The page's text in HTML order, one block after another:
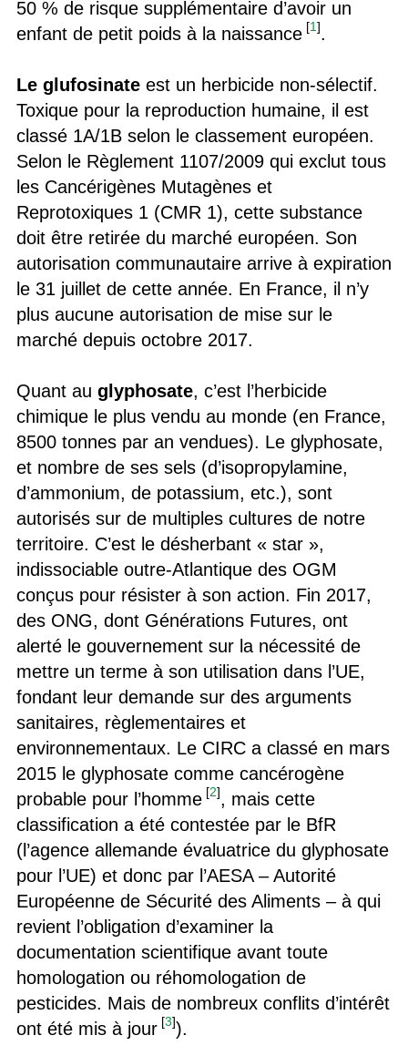
50 % de risque supplémentaire d’avoir un
enfant de petit poids à la naissance [1].
Le glufosinateest un herbicide non-sélectif.
Toxique pour la reproduction humaine, il est
classé 1A/1B selon le classement européen.
Selon le Règlement 1107/2009 qui exclut tous
les Cancérigènes Mutagènes et
Reprotoxiques 1 (CMR 1), cette substance
doit être retirée du marché européen. Son
autorisation communautaire arrive à expiration
le 31 juillet de cette année. En France, il n’y
plus aucune autorisation de mise sur le
marché depuis octobre 2017.
Quant au glyphosate, c’est l’herbicide
chimique le plus vendu au monde (en France,
8500 tonnes par an vendues). Le glyphosate,
et nombre de ses sels (d’isopropylamine,
d’ammonium, de potassium, etc.), sont
autorisés sur de multiples cultures de notre
territoire. C’est le désherbant « star »,
indissociable outre-Atlantique des OGM
conçus pour résister à son action. Fin 2017,
des ONG, dont Générations Futures, ont
alerté le gouvernement sur la nécessité de
mettre un terme à son utilisation dans l’UE,
fondant leur demande sur des arguments
sanitaires, règlementaires et
environnementaux. Le CIRC a classé en mars
2015 le glyphosate comme cancérogène
probable pour l’homme [2], mais cette
classification a été contestée par le BfR
(l’agence allemande évaluatrice du glyphosate
pour l’UE) et donc par l’AESA – Autorité
Européenne de Sécurité des Aliments – à qui
revient l’obligation d’examiner la
documentation scientifique avant toute
homologation ou réhomologation de
pesticides. Mais de nombreux conflits d’intérêt
ont été mis à jour[3]).